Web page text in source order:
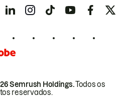
Semrush Holdings.Todos os
reservados.